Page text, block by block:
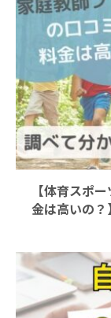
【体育スポ
金は高いの